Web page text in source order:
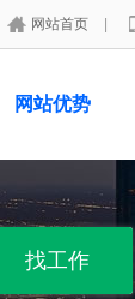
网站首页
网站优势